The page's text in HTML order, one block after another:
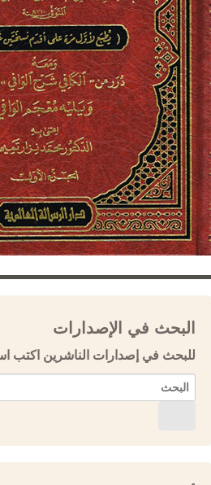
البحث في الإصدارات
للبحث في إصدارات الناشرين اكتب